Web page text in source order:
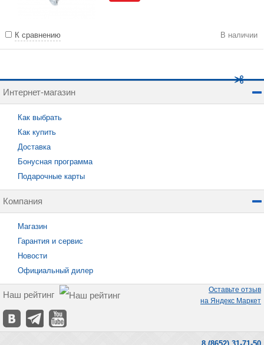
К сравнению В наличии
Интернет-магазин
Как выбрать
Как купить
Доставка
Бонусная программа
Подарочные карты
Компания
Магазин
Гарантия и сервис
Новости
Официальный дилер
Наш рейтинг
Оставьте отзыв
на Яндекс Маркет